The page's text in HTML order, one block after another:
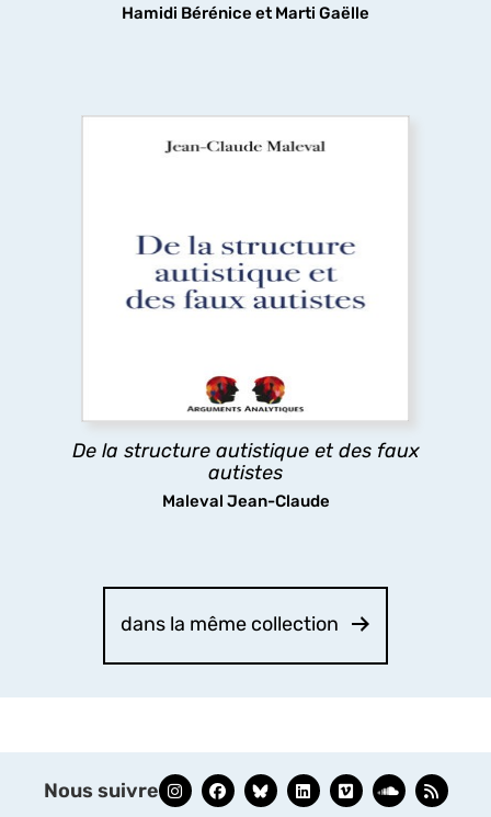
Hamidi Bérénice et Marti Gaëlle
De la structure autistique et des faux
autistes
Maleval Jean-Claude
autistes
La dissolution de la notion d’autisme, passée en
contemporaine des faux autistes.
découvrir
dans la même collection
Nous suivre